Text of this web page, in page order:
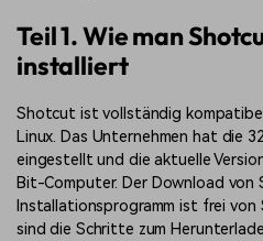
Teil 1. Wie man
installiert
Shotcut ist vollständig
Linux. Das Unternehmen hat die
eingestellt und die aktuelle
Bit-Computer. Der Download
Installationsprogramm ist frei von
sind die Schritte zum